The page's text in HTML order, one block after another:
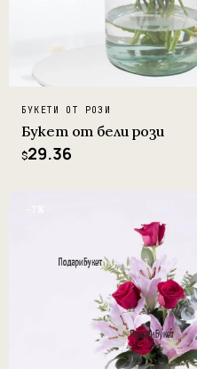
БУКЕТИ ОТ РОЗИ
Букет от бели рози
$29.36